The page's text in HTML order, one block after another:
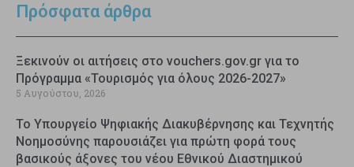
Πρόσφατα άρθρα
Ξεκινούν οι αιτήσεις στο vouchers.gov.gr για το
Πρόγραμμα «Τουρισμός για όλους 2026-2027»
5 Αυγούστου, 2026
Το Υπουργείο Ψηφιακής Διακυβέρνησης και Τεχνητής
Νοημοσύνης παρουσιάζει για πρώτη φορά τους
βασικούς άξονες του νέου Εθνικού Διαστημικού